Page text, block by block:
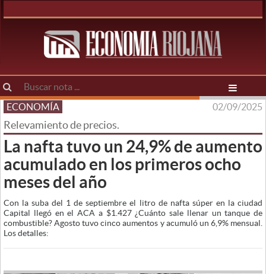
ECONOMÍA 02/09/2025
Relevamiento de precios.
La nafta tuvo un 24,9% de aumento
acumulado en los primeros ocho
meses del año
Con la suba del 1 de septiembre el litro de nafta súper en la ciudad
Capital llegó en el ACA a $1.427 ¿Cuánto sale llenar un tanque de
combustible? Agosto tuvo cinco aumentos y acumuló un 6,9% mensual.
Los detalles: